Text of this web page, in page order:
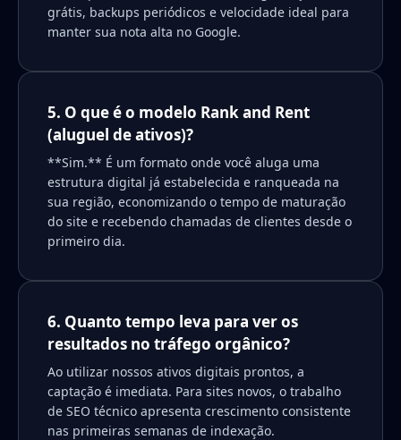
grátis, backups periódicos e velocidade ideal para
manter sua nota alta no Google.
5. O que é o modelo Rank and Rent
(aluguel de ativos)?
**Sim.** É um formato onde você aluga uma
estrutura digital já estabelecida e ranqueada na
sua região, economizando o tempo de maturação
do site e recebendo chamadas de clientes desde o
primeiro dia.
6. Quanto tempo leva para ver os
resultados no tráfego orgânico?
Ao utilizar nossos ativos digitais prontos, a
captação é imediata. Para sites novos, o trabalho
de SEO técnico apresenta crescimento consistente
nas primeiras semanas de indexação.